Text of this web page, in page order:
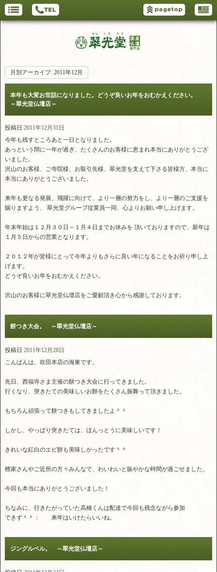
月別アーカイブ: 2011年12月
本年も大変お世話になりました。どうぞ良いお年をおむかえください。
～翠光堂仏壇店～
投稿日 2011年12月31日
今年も残すところあと一日となりました。
あっという間に一年が過ぎ、たくさんのお客様に恵まれ本当にありがとうござ
いました。
沢山のお客様、ご寺院様、お取引先様、翠光堂を支えて下さる皆様方、本当に
本当にありがとうございました。
来年も更なる発展、飛躍に向けて、より一層の努力をし、より一層のご支援を
賜りますよう、 翠光堂グループ従業員一同、心よりお願い申し上げます。
年末年始は１２月３０日～１月４日までお休みを 頂いておりますので、新年は
１月５日からの営業となります。
２０１２年が皆様にとって今年よりもさらに良い年になることをお祈り申し上
げます。
どうぞ良いお年をおむかえください。
沢山のお客様に翠光堂仏壇店をご愛顧頂き心から感謝しております。
餅つき大会。 ～翠光堂仏壇店～
投稿日 2011年12月28日
こんばんは、吹田本店の海東です。
先日、西福寺さま主催の餅つき大会に行ってきました。
行くなり、突きたての美味しいお餅をたくさん振舞って頂きました。
もちろん頑張って餅つきもしてきましたよ＾＾
しかし、やっぱり突きたては、ほんっとうに美味しいです！
きれいな紅白のエビ餅も美味しかったです＾＾
檀家さんやご近所の方々みんなで、わいわいと賑やかな時間が過ごせました。
今回も本当にありがとうございました！
ちなみに、行きたがっていた高橋くんは配達で今回も残念ながら参加
できず＾＾： 来年はいけたらいいね。
ジングルベル。 ～翠光堂仏壇店～